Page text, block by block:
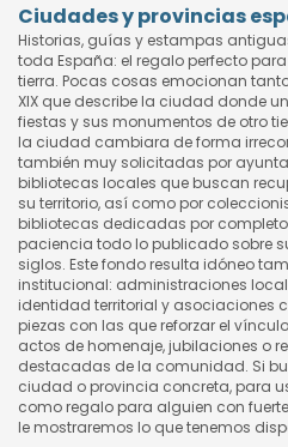
Ciudades y provincias
Historias, guías y estampas
toda España: el regalo perfecto
tierra. Pocas cosas emocionan
XIX que describe la ciudad donde
fiestas y sus monumentos de otro
la ciudad cambiara de forma
también muy solicitadas por
bibliotecas locales que buscan
su territorio, así como por
bibliotecas dedicadas por
paciencia todo lo publicado sobre
siglos. Este fondo resulta idóneo
institucional: administraciones
identidad territorial y asociaciones
piezas con las que reforzar el
actos de homenaje, jubilaciones o
destacadas de la comunidad. Si
ciudad o provincia concreta, para
como regalo para alguien con
le mostraremos lo que tenemos